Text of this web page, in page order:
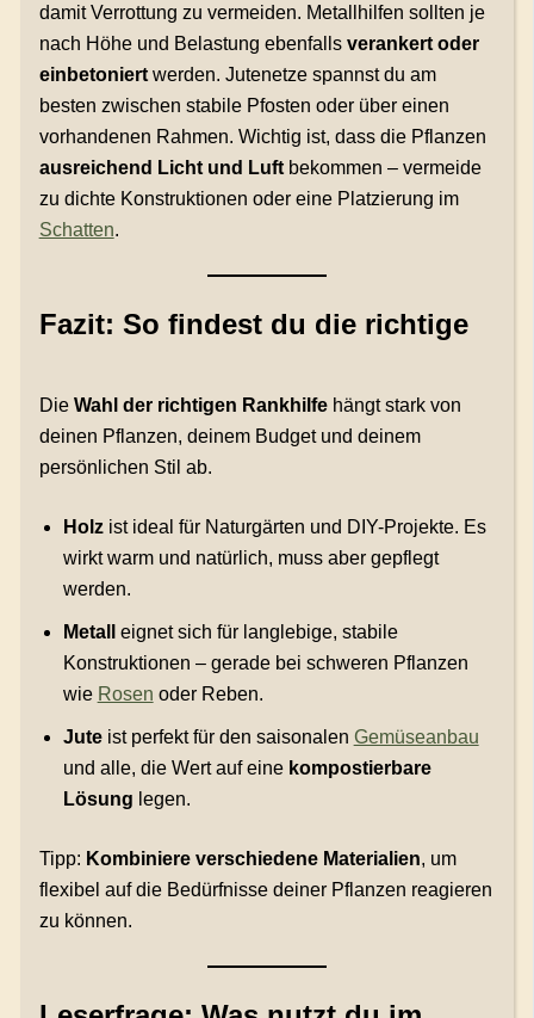
damit Verrottung zu vermeiden. Metallhilfen sollten je
nach Höhe und Belastung ebenfalls verankert oder
einbetoniertwerden. Jutenetze spannst du am
besten zwischen stabile Pfosten oder über einen
vorhandenen Rahmen. Wichtig ist, dass die Pflanzen
ausreichend Licht und Luftbekommen – vermeide
zu dichte Konstruktionen oder eine Platzierung im
Schatten.
Fazit: So findest du die richtige
Die Wahl der richtigen Rankhilfehängt stark von
deinen Pflanzen, deinem Budget und deinem
persönlichen Stil ab.
Holzist ideal für Naturgärten und DIY-Projekte. Es
wirkt warm und natürlich, muss aber gepflegt
werden.
Metall
eignet sich für langlebige, stabile
Konstruktionen – gerade bei schweren Pflanzen
wie Rosen oder Reben.
Juteist perfekt für den saisonalen Gemüseanbau
und alle, die Wert auf eine kompostierbare
Lösung legen.
Tipp: Kombiniere verschiedene Materialien, um
flexibel auf die Bedürfnisse deiner Pflanzen reagieren
zu können.